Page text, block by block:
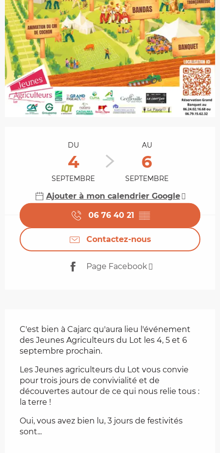
DU
4
SEPTEMBRE
AU
6
SEPTEMBRE
Ajouter à mon calendrier Google
06 76 40 21 ▒▒
Contactez-nous
Page Facebook
C'est bien à Cajarc qu'aura lieu l'événement
des Jeunes Agriculteurs du Lot les 4, 5 et 6
septembre prochain.
Les Jeunes agriculteurs du Lot vous convie
pour trois jours de convivialité et de
découvertes autour de ce qui nous relie tous :
la terre !
Oui, vous avez bien lu, 3 jours de festivités
sont...